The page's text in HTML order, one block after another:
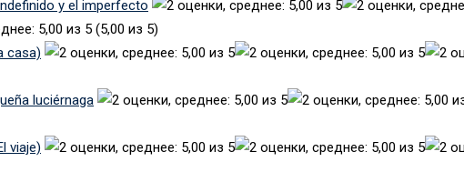
y el imperfecto
(5,00 из 5)
casa)
luciérnaga
viaje)